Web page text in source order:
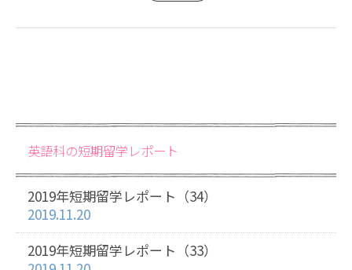
英語科の短期留学レポート
2019年短期留学レポート（34）
2019.11.20
2019年短期留学レポート（33）